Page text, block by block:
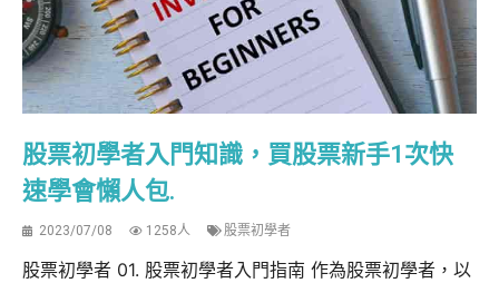
股票初學者入門知識，買股票新手1次快
速學會懶人包.
2023/07/08 1258人 股票初學者
股票初學者 01. 股票初學者入門指南 作為股票初學者，以